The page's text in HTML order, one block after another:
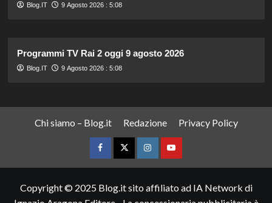
Blog.IT 9 Agosto 2026 : 5:08
Programmi TV Rai 2 oggi 9 agosto 2026
Blog.IT 9 Agosto 2026 : 5:08
Chi siamo – Blog.it Redazione Privacy Policy
FacebookTwitterInstagramYouTube
Copyright © 2025 Blog.it sito affiliato ad IA Network di